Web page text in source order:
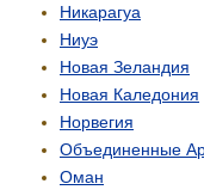
Никарагуа
Ниуэ
Новая Зеландия
Новая Каледония
Норвегия
Объединенные
Оман